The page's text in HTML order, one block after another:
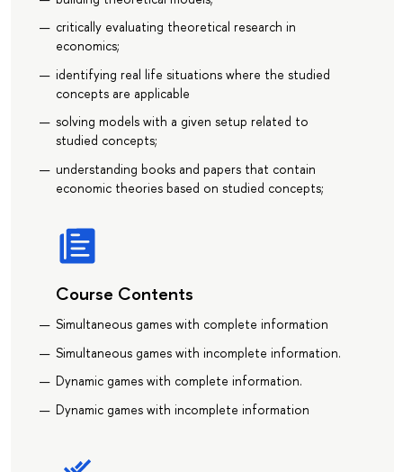
critically evaluating theoretical research in
economics;
identifying real life situations where the studied
concepts are applicable
solving models with a given setup related to
studied concepts;
understanding books and papers that contain
economic theories based on studied concepts;
Course Contents
Simultaneous games with complete information
Simultaneous games with incomplete information.
Dynamic games with complete information.
Dynamic games with incomplete information